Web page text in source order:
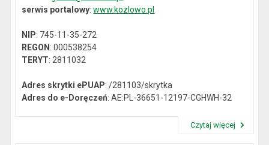
serwis portalowy:www.kozlowo.pl
NIP: 745-11-35-272
REGON: 000538254
TERYT: 2811032
Adres skrytki ePUAP: /281103/skrytka
Adres do e-Doręczeń: AE:PL-36651-12197-CGHWH-32
Czytaj więcej